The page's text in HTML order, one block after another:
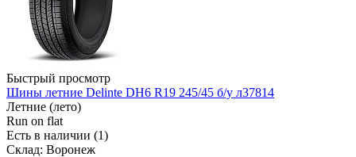
Быстрый просмотр
Шины летние Delinte DH6 R19 245/45 б/у л37814
Летние (лето)
Run on flat
Есть в наличии (1)
Склад: Воронеж